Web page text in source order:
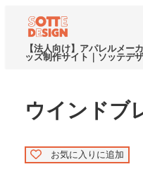
【法人向け】アパレルメー
ッズ制作サイト｜ソッテデ
ウインドブ
お気に入りに追加